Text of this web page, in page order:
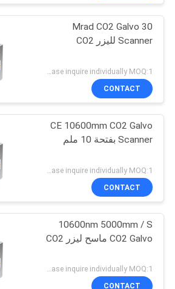
جولة
المعمل
مراقبة
الجودة
اتصل
اطلب
آلة التعليم بالليزر
25
نظام الوسم
الطائر
البنفسجية
15
71
30 Mrad CO2 Galvo
Scanner لليزر CO2
CONTACT
CE 10600mm CO2 Galvo
Scanner بفتحة 10 ملم
CONTACT
10600nm 5000mm / S
CO2 Galvo ماسح ليزر CO2
Please inquire individually MOQ:1
CONTACT